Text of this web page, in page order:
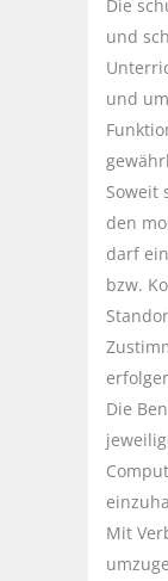
Die
und
und
Soweit
den
darf
bzw.
Die
Mit